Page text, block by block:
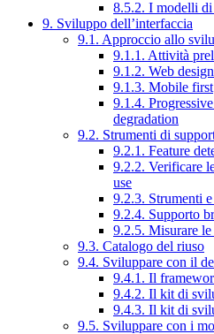
8.5.2. I modelli
9. Sviluppo dell’interfaccia
9.1. Approccio allo
9.1.1. Attività
9.1.2. Web
9.1.3. Mobile first
9.1.4.
degradation
9.2. Strumenti di
9.2.1. Feature
9.2.2. Verificare
use
9.2.3. Strumenti
9.2.4. Supporto
9.2.5. Misurare le
9.3. Catalogo del riuso
9.4. Sviluppare con il
9.4.1. Il
9.4.2. Il kit di
9.4.3. Il kit di
9.5. Sviluppare con i